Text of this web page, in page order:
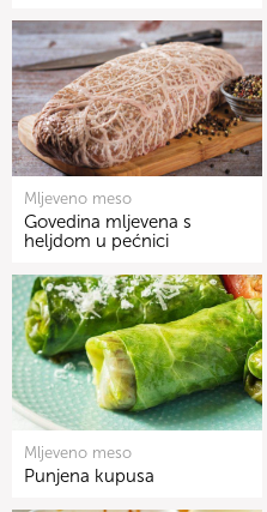
Mljeveno meso
Govedina mljevena s
heljdom u pećnici
Mljeveno meso
Punjena kupusa